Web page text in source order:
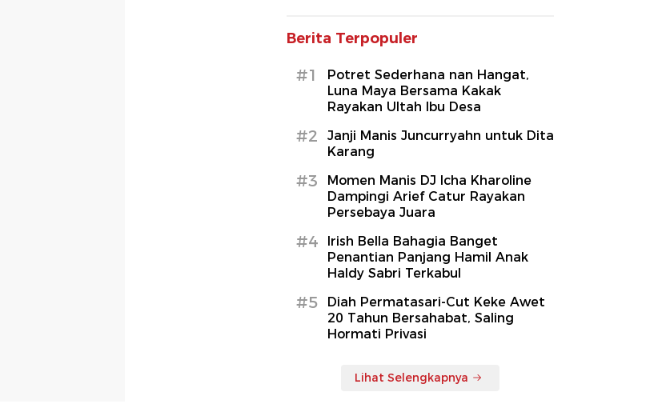
Berita Terpopuler
#1
Potret Sederhana nan Hangat,
Luna Maya Bersama Kakak
Rayakan Ultah Ibu Desa
#2
Janji Manis Juncurryahn untuk Dita
Karang
#3
Momen Manis DJ Icha Kharoline
Dampingi Arief Catur Rayakan
Persebaya Juara
#4
Irish Bella Bahagia Banget
Penantian Panjang Hamil Anak
Haldy Sabri Terkabul
#5
Diah Permatasari-Cut Keke Awet
20 Tahun Bersahabat, Saling
Hormati Privasi
Lihat Selengkapnya